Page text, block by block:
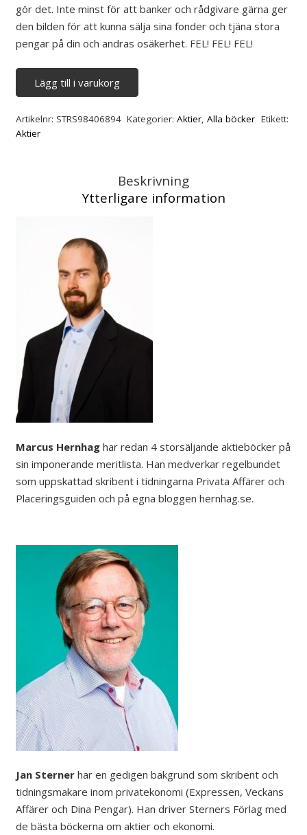
gör det. Inte minst för att banker och rådgivare gärna ger
den bilden för att kunna sälja sina fonder och tjäna stora
pengar på din och andras osäkerhet. FEL! FEL! FEL!
med
aktiesparande
Lägg till i varukorg
Artikelnr: STRS98406894 Kategorier: Aktier, Alla böcker Etikett:
Aktier
Beskrivning
Ytterligare information
Marcus Hernhaghar redan 4 storsäljande aktieböcker på
sin imponerande meritlista. Han medverkar regelbundet
som uppskattad skribent i tidningarna Privata Affärer och
Placeringsguiden och på egna bloggen hernhag.se.
Jan Sternerhar en gedigen bakgrund som skribent och
tidningsmakare inom privatekonomi (Expressen, Veckans
Affärer och Dina Pengar). Han driver Sterners Förlag med
de bästa böckerna om aktier och ekonomi.